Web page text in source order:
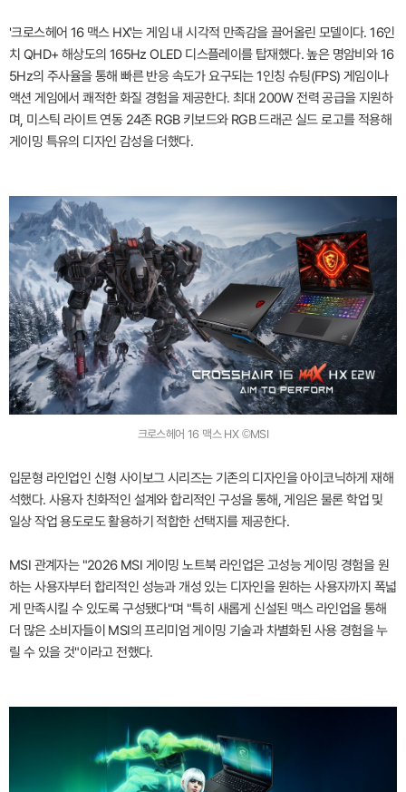
'크로스헤어 16 맥스 HX'는 게임 내 시각적 만족감을 끌어올린 모델이다. 16인
치 QHD+ 해상도의 165Hz OLED 디스플레이를 탑재했다. 높은 명암비와 16
5Hz의 주사율을 통해 빠른 반응 속도가 요구되는 1인칭 슈팅(FPS) 게임이나
액션 게임에서 쾌적한 화질 경험을 제공한다. 최대 200W 전력 공급을 지원하
며, 미스틱 라이트 연동 24존 RGB 키보드와 RGB 드래곤 실드 로고를 적용해
게이밍 특유의 디자인 감성을 더했다.
크로스헤어 16 맥스 HX ©MSI
입문형 라인업인 신형 사이보그 시리즈는 기존의 디자인을 아이코닉하게 재해
석했다. 사용자 친화적인 설계와 합리적인 구성을 통해, 게임은 물론 학업 및
일상 작업 용도로도 활용하기 적합한 선택지를 제공한다.
MSI 관계자는 "2026 MSI 게이밍 노트북 라인업은 고성능 게이밍 경험을 원
하는 사용자부터 합리적인 성능과 개성 있는 디자인을 원하는 사용자까지 폭넓
게 만족시킬 수 있도록 구성됐다"며 "특히 새롭게 신설된 맥스 라인업을 통해
더 많은 소비자들이 MSI의 프리미엄 게이밍 기술과 차별화된 사용 경험을 누
릴 수 있을 것"이라고 전했다.